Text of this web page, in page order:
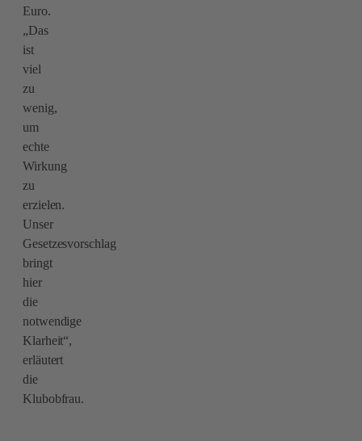
Euro.
„Das
ist
viel
zu
wenig,
um
echte
Wirkung
zu
erzielen.
Unser
Gesetzesvorschlag
bringt
hier
die
notwendige
Klarheit“,
erläutert
die
Klubobfrau.